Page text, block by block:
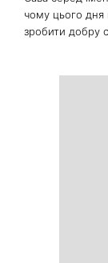
чому цього дня
зробити добру